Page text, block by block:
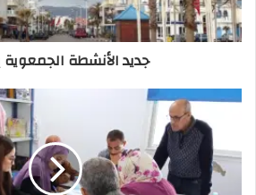
جديد الأنشطة الجمعوية